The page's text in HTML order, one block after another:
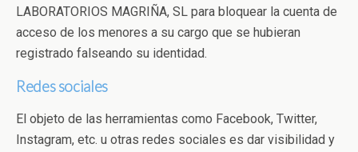
LABORATORIOS MAGRIÑA, SL para bloquear la cuenta de
acceso de los menores a su cargo que se hubieran
registrado falseando su identidad.
Redes sociales
El objeto de las herramientas como Facebook, Twitter,
Instagram, etc. u otras redes sociales es dar visibilidad y